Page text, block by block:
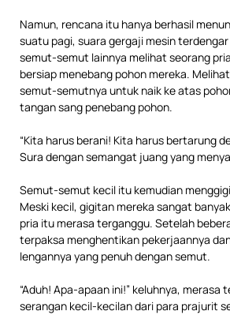
Namun, rencana itu hanya berhasil
suatu pagi, suara gergaji mesin
semut-semut lainnya melihat seorang
bersiap menebang pohon mereka.
semut-semutnya untuk naik ke atas
tangan sang penebang pohon.
“Kita harus berani! Kita harus bertarung
Sura dengan semangat juang yang
Semut-semut kecil itu kemudian
Meski kecil, gigitan mereka sangat
pria itu merasa terganggu. Setelah
terpaksa menghentikan pekerjaannya
lengannya yang penuh dengan semut.
“Aduh! Apa-apaan ini!” keluhnya, merasa
serangan kecil-kecilan dari para prajurit